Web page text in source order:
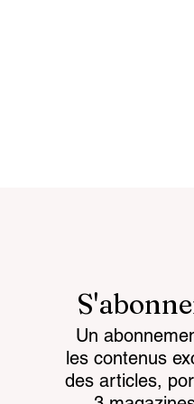
When more data makes
war harder to read
Un
les contenus
des articles,